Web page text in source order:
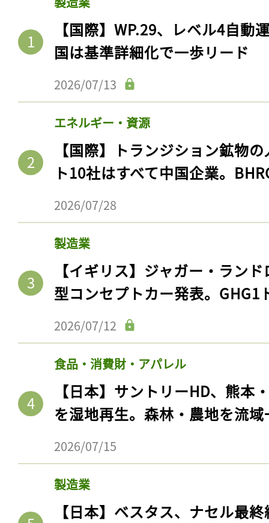
【国際】WP.29、レベル4自動
国は基準詳細化で一歩リード
2026/07/13
エネルギー・資源
【国際】トランジション鉱物
ト10社はすべて中国企業。
2026/07/28
製造業
【イギリス】ジャガー・ラン
型コンセプトカー発表。GHG1
2026/07/12
食品・消費財・アパレル
【日本】サントリーHD、熊本
を湿地再生。森林・農地を流
2026/07/15
製造業
【日本】ベスタス、ナセル最